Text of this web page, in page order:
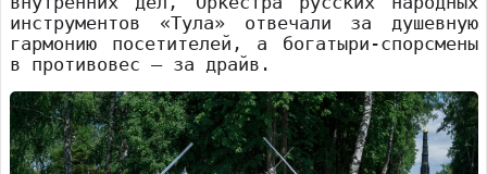
инструментов «Тула» отвечали за душевную
гармонию посетителей, а богатыри-спорсмены
в противовес – за драйв.